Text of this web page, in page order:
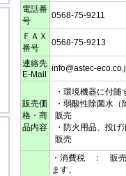
電話番
号
0568-75-9211
ＦＡＸ
番号
0568-75-9213
連絡先
E-Mail
info@astec-
販売価
格・商
品内容
・環境機器に付
・弱酸性除菌水
販売
・防火用品、投
販売
・消費税 ： 販売
ます。